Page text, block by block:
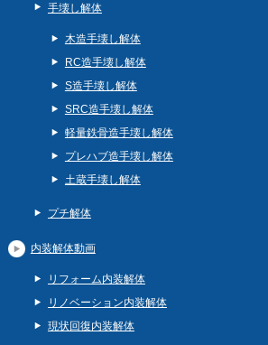
手壊し解体
木造手壊し解体
RC造手壊し解体
S造手壊し解体
SRC造手壊し解体
軽量鉄骨造手壊し解体
プレハブ造手壊し解体
土蔵手壊し解体
プチ解体
内装解体動画
リフォーム内装解体
リノベーション内装解体
現状回復内装解体